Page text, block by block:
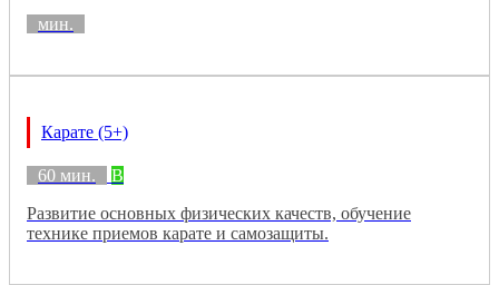
мин.
Карате (5+)
60 мин.
B
Развитие основных физических качеств, обучение
технике приемов карате и самозащиты.